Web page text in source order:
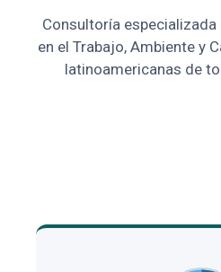
Consultoría especializada
en el Trabajo, Ambiente y
latinoamericanas de